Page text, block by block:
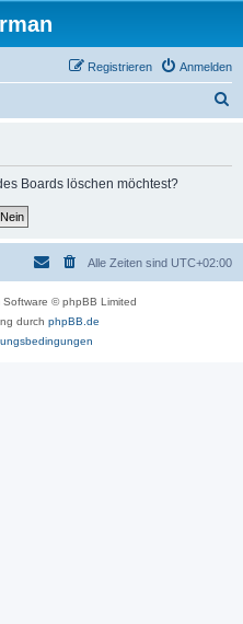
Anmelden
Registrieren
Boards löschen möchtest?
Alle Zeiten sind UTC+02:00
Software © phpBB Limited
durch phpBB.de